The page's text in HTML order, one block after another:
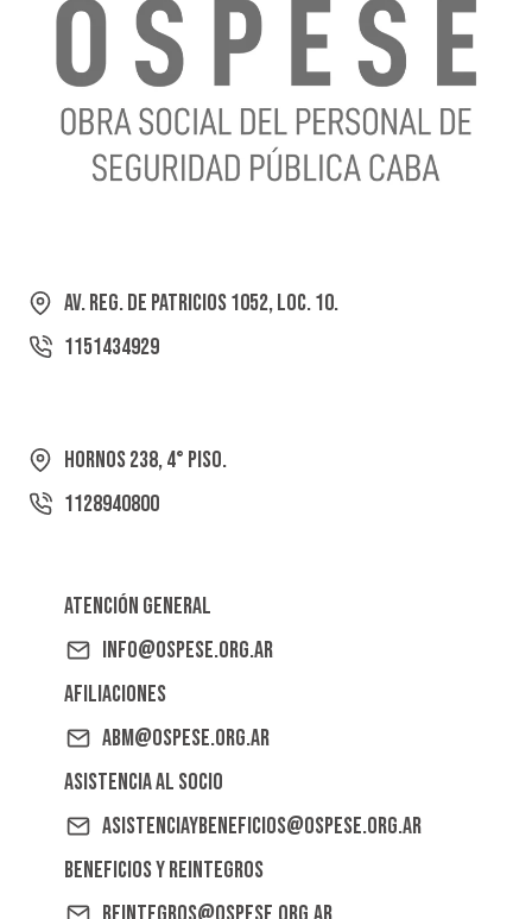
Av. Reg. de Patricios 1052, Loc. 10.
1151434929
Hornos 238, 4° Piso.
1128940800
Atención General
info@ospese.org.ar
Afiliaciones
abm@ospese.org.ar
Asistencia al Socio
asistenciaybeneficios@ospese.org.ar
Beneficios y reintegros